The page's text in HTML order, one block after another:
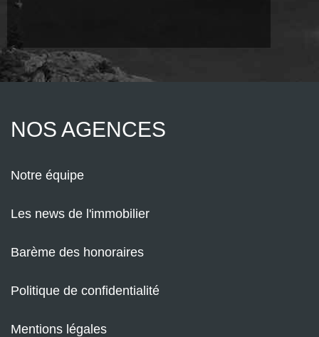
NOS AGENCES
Notre équipe
Les news de l'immobilier
Barème des honoraires
Politique de confidentialité
Mentions légales